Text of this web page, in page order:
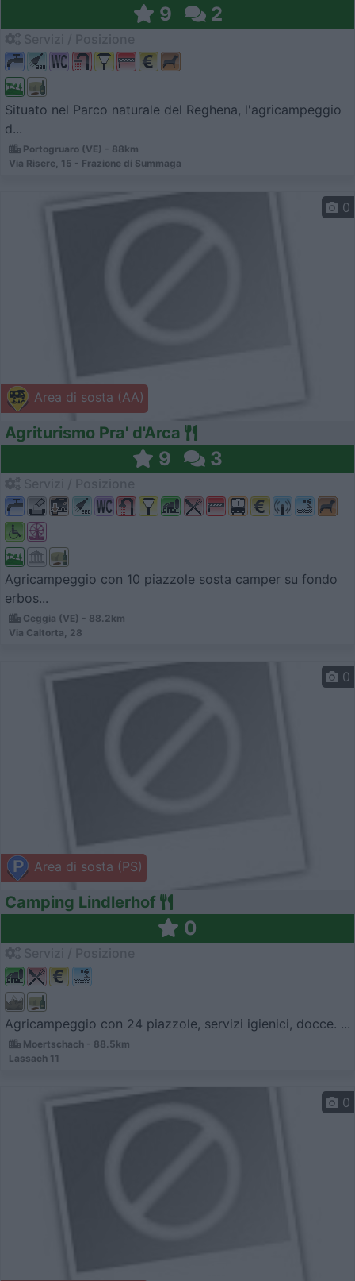
9 2
Situato nel Parco naturale del Reghena, l'agricampeggio
d...
Portogruaro (VE) - 88km
Via Risere, 15 - Frazione di Summaga
Area di sosta (AA)
0
Agriturismo Pra' d'Arca
9 3
Agricampeggio con 10 piazzole sosta camper su fondo
erbos...
Ceggia (VE) - 88.2km
Via Caltorta, 28
Area di sosta (PS)
0
Camping Lindlerhof
0
Agricampeggio con 24 piazzole, servizi igienici, docce. ...
Moertschach - 88.5km
Lassach 11
0